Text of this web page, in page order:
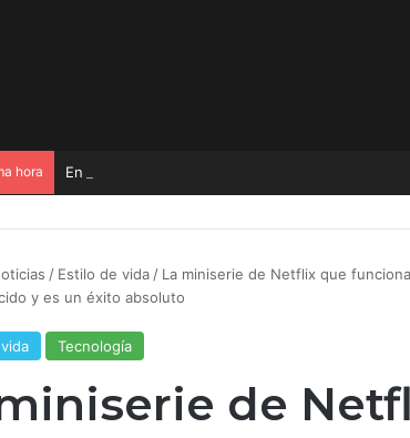
hora En 30 días habrá orden de aprehensión contra
/ Estilo de vida / La miniserie de Netflix que
y es un éxito absoluto
Tecnología
de